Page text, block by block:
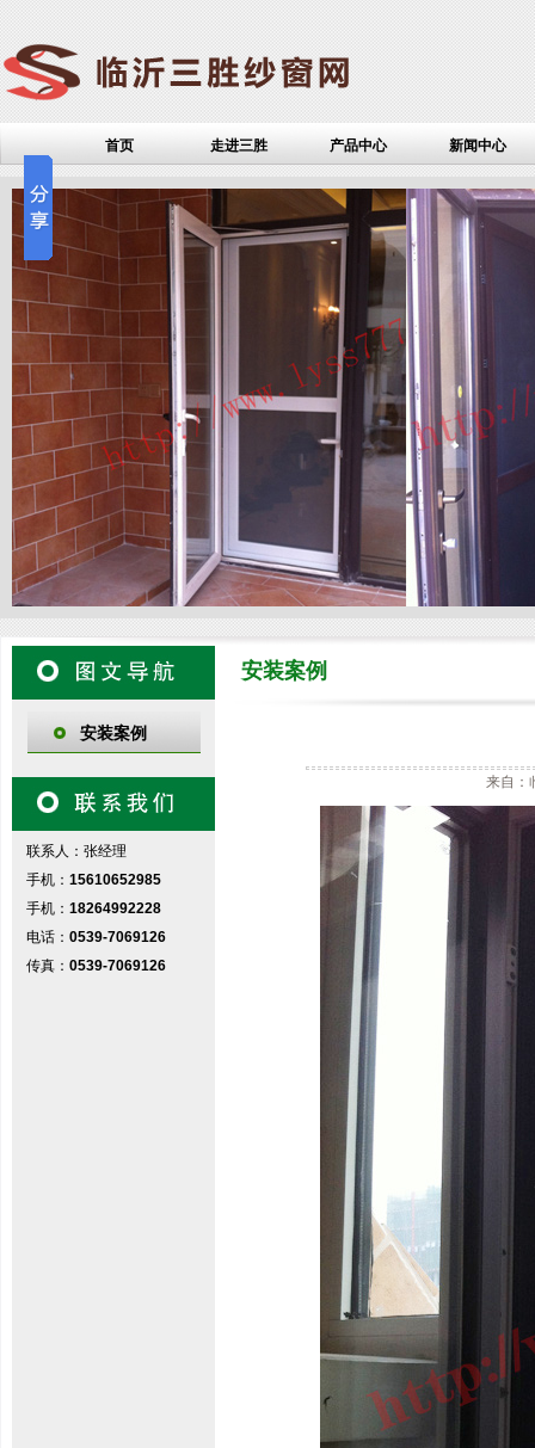
首页 走进三胜 产品中心 新闻中心
安装案例
联系人：张经理
手机：15610652985
手机：18264992228
电话：0539-7069126
传真：0539-7069126
安装案例
来自：